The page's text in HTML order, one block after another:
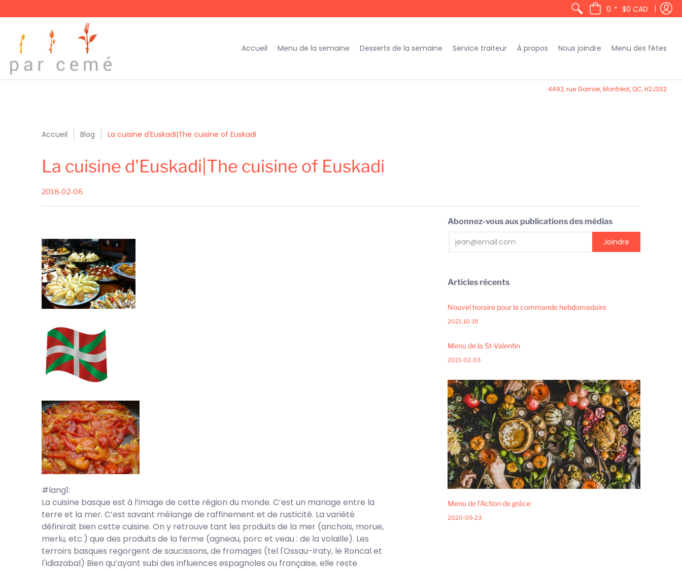
0 • $0 CAD
Accueil Menu de la semaine Desserts de la semaine Service traiteur À propos Nous joindre Menu des fêtes
4492, rue Garnier, Montréal, QC, H2J3S2
Accueil Blog La cuisine d'Euskadi|The cuisine of Euskadi
La cuisine d'Euskadi|The cuisine of Euskadi
2018-02-06
#lang1:
La cuisine basque est à l’image de cette région du monde. C’est un mariage entre la
terre et la mer. C’est savant mélange de raffinement et de rusticité. La variété
définirait bien cette cuisine. On y retrouve tant les produits de la mer (anchois, morue,
merlu, etc.) que des produits de la ferme (agneau, porc et veau : de la volaille). Les
terroirs basques regorgent de saucissons, de fromages (tel l'Ossau-Iraty, le Roncal et
l'Idiazabal) Bien qu’ayant subi des influences espagnoles ou française, elle reste
Abonnez-vous aux publications des médias
Articles récents
Nouvel horaire pour la commande hebdomadaire
2021-10-19
Menu de la St-Valentin
2021-02-03
Menu de l'Action de grâce
2020-09-23